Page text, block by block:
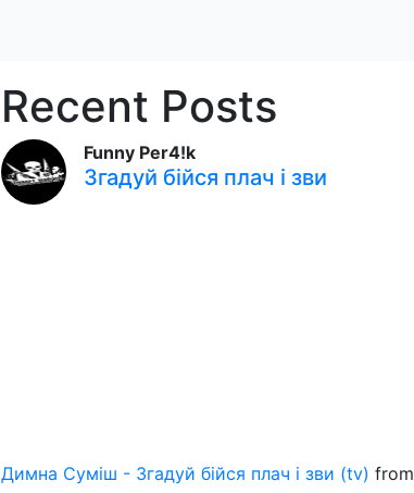
Recent Posts
Funny Per4!k
Згадуй бійся плач і зви
Димна Суміш - Згадуй бійся плач і зви (tv) from